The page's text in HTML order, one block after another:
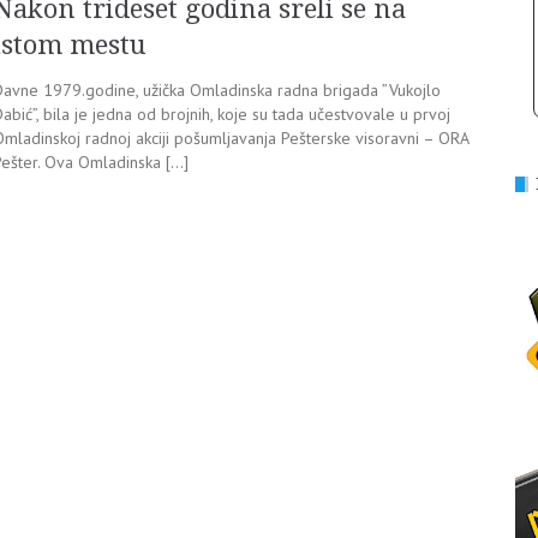
trideset godina sreli se na
mestu
1979.godine, užička Omladinska radna brigada ”Vukojlo
bila je jedna od brojnih, koje su tada učestvovale u prvoj
radnoj akciji pošumljavanja Pešterske visoravni – ORA
Ova Omladinska […]